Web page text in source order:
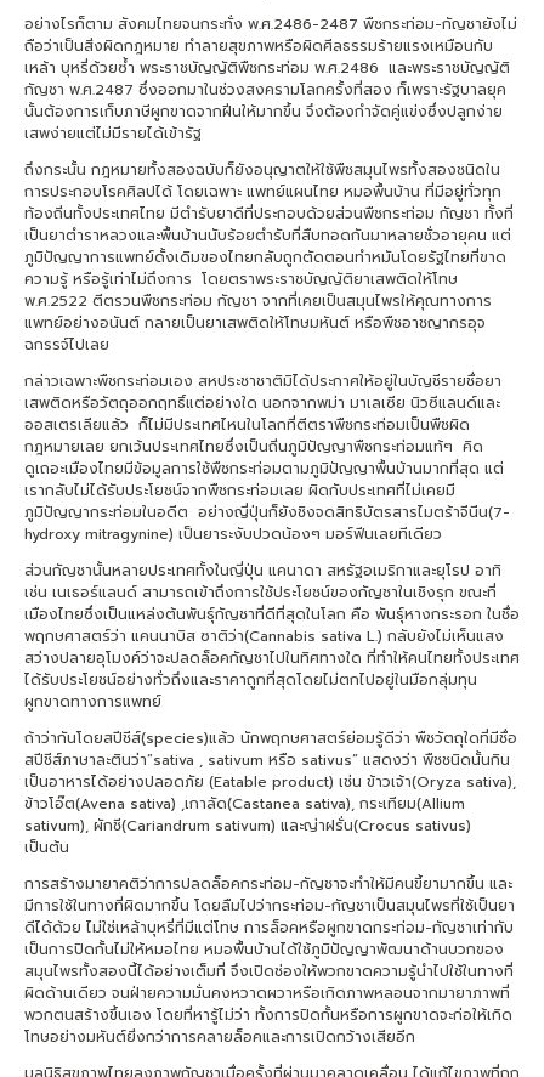
อย่างไรก็ตาม สังคมไทยจนกระทั่ง พ.ศ.2486-2487 พืชกระท่อม-กัญชายังไม่
ถือว่าเป็นสิ่งผิดกฎหมาย ทำลายสุขภาพหรือผิดศีลธรรมร้ายแรงเหมือนกับ
เหล้า บุหรี่ด้วยซ้ำ พระราชบัญญัติพืชกระท่อม พ.ศ.2486 และพระราชบัญญัติ
กัญชา พ.ศ.2487 ซึ่งออกมาในช่วงสงครามโลกครั้งที่สอง ก็เพราะรัฐบาลยุค
นั้นต้องการเก็บภาษีผูกขาดจากฝิ่นให้มากขึ้น จึงต้องกำจัดคู่แข่งซึ่งปลูกง่าย
เสพง่ายแต่ไม่มีรายได้เข้ารัฐ
ถึงกระนั้น กฎหมายทั้งสองฉบับก็ยังอนุญาตให้ใช้พืชสมุนไพรทั้งสองชนิดใน
การประกอบโรคศิลปได้ โดยเฉพาะ แพทย์แผนไทย หมอพื้นบ้าน ที่มีอยู่ทั่วทุก
ท้องถิ่นทั้งประเทศไทย มีตำรับยาดีที่ประกอบด้วยส่วนพืชกระท่อม กัญชา ทั้งที่
เป็นยาตำราหลวงและพื้นบ้านนับร้อยตำรับที่สืบทอดกันมาหลายชั่วอายุคน แต่
ภูมิปัญญาการแพทย์ดั้งเดิมของไทยกลับถูกตัดตอนทำหมันโดยรัฐไทยที่ขาด
ความรู้ หรือรู้เท่าไม่ถึงการ โดยตราพระราชบัญญัติยาเสพติดให้โทษ
พ.ศ.2522 ตีตรวนพืชกระท่อม กัญชา จากที่เคยเป็นสมุนไพรให้คุณทางการ
แพทย์อย่างอนันต์ กลายเป็นยาเสพติดให้โทษมหันต์ หรือพืชอาชญากรอุจ
ฉกรรจ์ไปเลย
กล่าวเฉพาะพืชกระท่อมเอง สหประชาชาติมิได้ประกาศให้อยู่ในบัญชีรายชื่อยา
เสพติดหรือวัตถุออกฤทธิ์แต่อย่างใด นอกจากพม่า มาเลเซีย นิวซีแลนด์และ
ออสเตรเลียแล้ว ก็ไม่มีประเทศไหนในโลกที่ตีตราพืชกระท่อมเป็นพืชผิด
กฎหมายเลย ยกเว้นประเทศไทยซึ่งเป็นถิ่นภูมิปัญญาพืชกระท่อมแท้ๆ คิด
ดูเถอะเมืองไทยมีข้อมูลการใช้พืชกระท่อมตามภูมิปัญญาพื้นบ้านมากที่สุด แต่
เรากลับไม่ได้รับประโยชน์จากพืชกระท่อมเลย ผิดกับประเทศที่ไม่เคยมี
ภูมิปัญญากระท่อมในอดีต อย่างญี่ปุ่นก็ยังชิงจดสิทธิบัตรสารไมตร้าจีนีน(7-
hydroxy mitragynine) เป็นยาระงับปวดน้องๆ มอร์ฟีนเลยทีเดียว
ส่วนกัญชานั้นหลายประเทศทั้งในญี่ปุ่น แคนาดา สหรัฐอเมริกาและยุโรป อาทิ
เช่น เนเธอร์แลนด์ สามารถเข้าถึงการใช้ประโยชน์ของกัญชาในเชิงรุก ขณะที่
เมืองไทยซึ่งเป็นแหล่งต้นพันธุ์กัญชาที่ดีที่สุดในโลก คือ พันธุ์หางกระรอก ในชื่อ
พฤกษศาสตร์ว่า แคนนาบิส ซาติว่า(Cannabis sativa L.) กลับยังไม่เห็นแสง
สว่างปลายอุโมงค์ว่าจะปลดล็อคกัญชาไปในทิศทางใด ที่ทำให้คนไทยทั้งประเทศ
ได้รับประโยชน์อย่างทั่วถึงและราคาถูกที่สุดโดยไม่ตกไปอยู่ในมือกลุ่มทุน
ผูกขาดทางการแพทย์
ถ้าว่ากันโดยสปีชีส์(species)แล้ว นักพฤกษศาสตร์ย่อมรู้ดีว่า พืชวัตถุใดที่มีชื่อ
สปีชีส์ภาษาละตินว่า”sativa , sativum หรือ sativus” แสดงว่า พืชชนิดนั้นกิน
เป็นอาหารได้อย่างปลอดภัย (Eatable product) เช่น ข้าวเจ้า(Oryza sativa),
ข้าวโอ๊ต(Avena sativa) ,เกาลัด(Castanea sativa), กระเทียม(Allium
sativum), ผักชี(Cariandrum sativum) และญ่าฝรั่น(Crocus sativus)
เป็นต้น
การสร้างมายาคติว่าการปลดล็อคกระท่อม-กัญชาจะทำให้มีคนขี้ยามากขึ้น และ
มีการใช้ในทางที่ผิดมากขึ้น โดยลืมไปว่ากระท่อม-กัญชาเป็นสมุนไพรที่ใช้เป็นยา
ดีได้ด้วย ไม่ใช่เหล้าบุหรี่ที่มีแต่โทษ การล็อคหรือผูกขาดกระท่อม-กัญชาเท่ากับ
เป็นการปิดกั้นไม่ให้หมอไทย หมอพื้นบ้านได้ใช้ภูมิปัญญาพัฒนาด้านบวกของ
สมุนไพรทั้งสองนี้ได้อย่างเต็มที่ จึงเปิดช่องให้พวกขาดความรู้นำไปใช้ในทางที่
ผิดด้านเดียว จนฝ่ายความมั่นคงหวาดผวาหรือเกิดภาพหลอนจากมายาภาพที่
พวกตนสร้างขึ้นเอง โดยที่หารู้ไม่ว่า ทั้งการปิดกั้นหรือการผูกขาดจะก่อให้เกิด
โทษอย่างมหันต์ยิ่งกว่าการคลายล็อคและการเปิดกว้างเสียอีก